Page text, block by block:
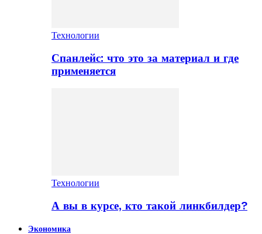
Технологии
Спанлейс: что это за материал и где
применяется
Технологии
А вы в курсе, кто такой линкбилдер?
Экономика